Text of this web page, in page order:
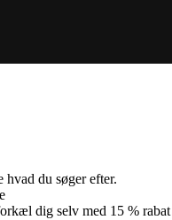
du søger efter.
dig selv med 15 %